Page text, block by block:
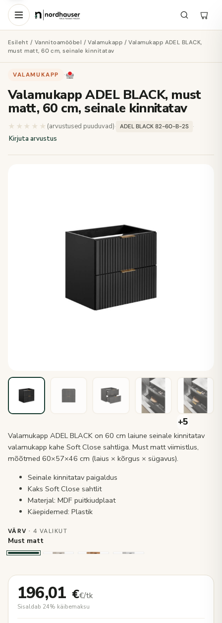
Esileht / Vannitoamööbel /Valamukapp / Valamukapp ADEL BLACK,
must matt, 60 cm, seinale kinnitatav
VALAMUKAPP ·
Valamukapp ADEL BLACK, must
matt, 60 cm, seinale kinnitatav
★★★★★ ★★★★★
(arvustused puuduvad)· ADEL BLACK 82-60-B-2S
·
Kirjuta arvustus
Valamukapp ADEL BLACK on 60 cm laiune seinale kinnitatav
valamukapp kahe Soft Close sahtliga. Must matt viimistlus,
mõõtmed 60×57×46 cm (laius × kõrgus × sügavus).
Seinale kinnitatav paigaldus
Kaks Soft Close sahtlit
Materjal: MDF puitkiudplaat
Käepidemed: Plastik
VÄRV · 4 VALIKUT
Must matt
196,01 €€/tk
Sisaldab 24% käibemaksu